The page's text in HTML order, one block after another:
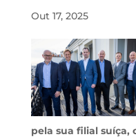
Out 17, 2025
pela sua filial suíça,